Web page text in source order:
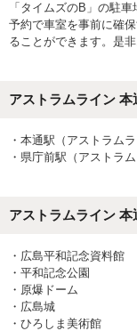
「タイムズのB」の駐
予約で車室を事前に確
ることができます。是
アストラムライン 本
・ 本通駅（アストラムラ
・ 県庁前駅（アストラム
アストラムライン 本
・ 広島平和記念資料館
・ 平和記念公園
・ 原爆ドーム
・ 広島城
・ ひろしま美術館